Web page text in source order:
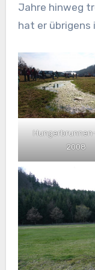
Jahre hinweg
hat er übrigens
2008